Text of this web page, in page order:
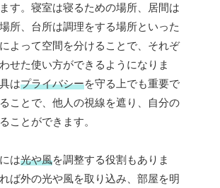
す。寝室は寝るための場所、居間は
所、台所は調理をする場所といった
よって空間を分けることで、それぞ
せた使い方ができるようになりま
はプライバシーを守る上でも重要で
ことで、他人の視線を遮り、自分の
ことができます。
は光や風を調整する役割もありま
ば外の光や風を取り込み、部屋を明